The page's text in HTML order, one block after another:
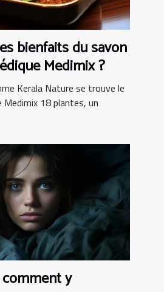
bienfaits du savon
Medimix ?
Kerala Nature se trouve le
Medimix 18 plantes, un
comment y